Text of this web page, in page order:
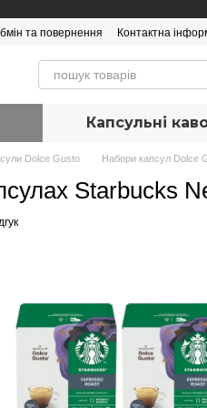
та повернення Контактна
Капсульні
Dolce Gusto Набори капсул Dolce
Starbucks